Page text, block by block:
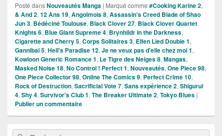
Posté dansNouveautés Manga | Marqué comme #Cooking Karine 2,
& And 2, 12 Ans 19, Angolmois 8, Assassin's Creed Blade of Shao
Jun 3, Bédéciné Toulouse, Black Clover 27, Black Clover Quartet
Knights 6, Blue Giant Supreme 4, Brynhildr in the Darkness,
Cigarette and Cherry 5, Corps Solitaires 3, Elfen Lied Double 1,
Gannibal 5, Hell's Paradise 12, Je ne veux pas d'elle chez moi 1,
Kowloon Generic Romance 1, Le Tigre des Neiges 8, Mangas,
Masked Noise 18, No Control ! Perfect 1, Nouveautés, One Piece 98,
One Piece Collector 98, Online The Comics 9, Perfect Crime 10,
Rock of Destruction, Sacrificial Vote 7, Sans expérience 2, Shigurui
4, Shy 4, Survivor's Club 1, The Breaker Ultimate 2, Tokyo Blues |
Publier un commentaire
Zone
Recherche :